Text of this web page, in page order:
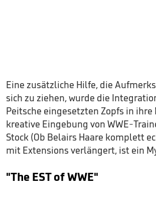
Eine zusätzliche Hilfe, die
sich zu ziehen, wurde die
Peitsche eingesetzten Zopfs in ihre
kreative Eingebung von WWE-
Stock (Ob Belairs Haare komplett
mit Extensions verlängert, ist ein
"The EST of WWE"